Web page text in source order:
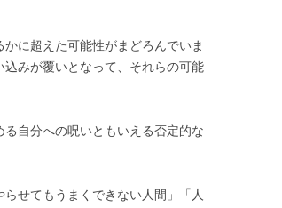
に超えた可能性がまどろんでいま
みが覆いとなって、それらの可能
自分への呪いともいえる否定的な
せてもうまくできない人間」「人